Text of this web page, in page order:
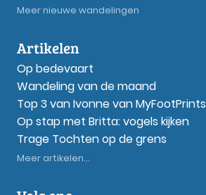
Meer nieuwe wandelingen
Artikelen
Op bedevaart
Wandeling van de maand
Top 3 van Ivonne van MyFootPrints
Op stap met Britta: vogels kijken
Trage Tochten op de grens
Meer artikelen...